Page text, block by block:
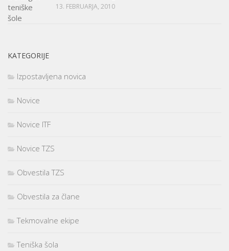
13. FEBRUARJA, 2010
KATEGORIJE
Izpostavljena novica
Novice
Novice ITF
Novice TZS
Obvestila TZS
Obvestila za člane
Tekmovalne ekipe
Teniška šola